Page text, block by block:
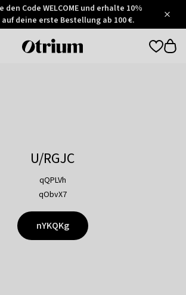
den Code WELCOME und erhalte 10%
deine erste Bestellung ab 100 €.
Otrium
U/RGJC
qQPLVh
qObvX7
nYKQKg